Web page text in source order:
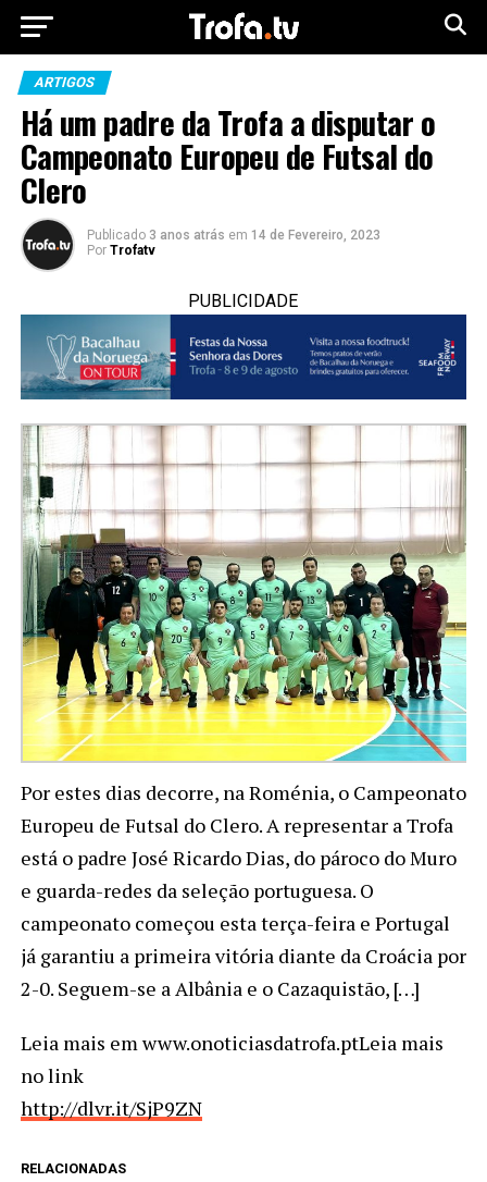
ARTIGOS
Há um padre da Trofa a disputar o
Campeonato Europeu de Futsal do
Clero
Publicado 3 anos atrás em 14 de Fevereiro, 2023
Por Trofatv
PUBLICIDADE
Por estes dias decorre, na Roménia, o Campeonato
Europeu de Futsal do Clero. A representar a Trofa
está o padre José Ricardo Dias, do pároco do Muro
e guarda-redes da seleção portuguesa. O
campeonato começou esta terça-feira e Portugal
já garantiu a primeira vitória diante da Croácia por
2-0. Seguem-se a Albânia e o Cazaquistão, […]
Leia mais em www.onoticiasdatrofa.ptLeia mais
no link
http://dlvr.it/SjP9ZN
RELACIONADAS